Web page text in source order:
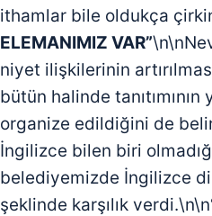
ithamlar bile oldukça
ELEMANIMIZ VAR”
niyet ilişkilerinin
bütün halinde
organize edildiğini de
İngilizce bilen biri
belediyemizde İngilizce
şeklinde karşılık verdi.\n\n